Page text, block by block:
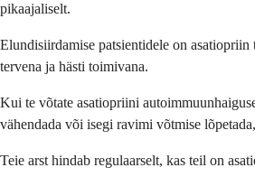
pikaajaliselt.
Elundisiirdamise patsientidele on
tervena ja hästi toimivana.
Kui te võtate asatiopriini
vähendada või isegi ravimi võtmise
Teie arst hindab regulaarselt, kas teil on